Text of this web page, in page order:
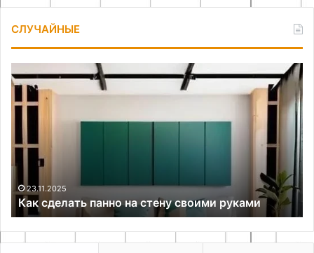
СЛУЧАЙНЫЕ
сделать
панно
своими
руками
23.11.2025
Как сделать панно на стену своими руками
в